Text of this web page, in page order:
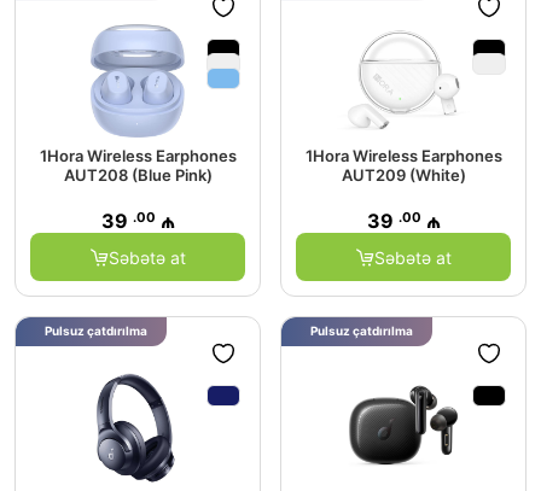
1Hora Wireless Earphones
AUT208 (Blue Pink)
39 .00 ₼
Səbətə at
1Hora Wireless Earphones
AUT209 (White)
39 .00 ₼
Səbətə at
Pulsuz çatdırılma Pulsuz çatdırılma